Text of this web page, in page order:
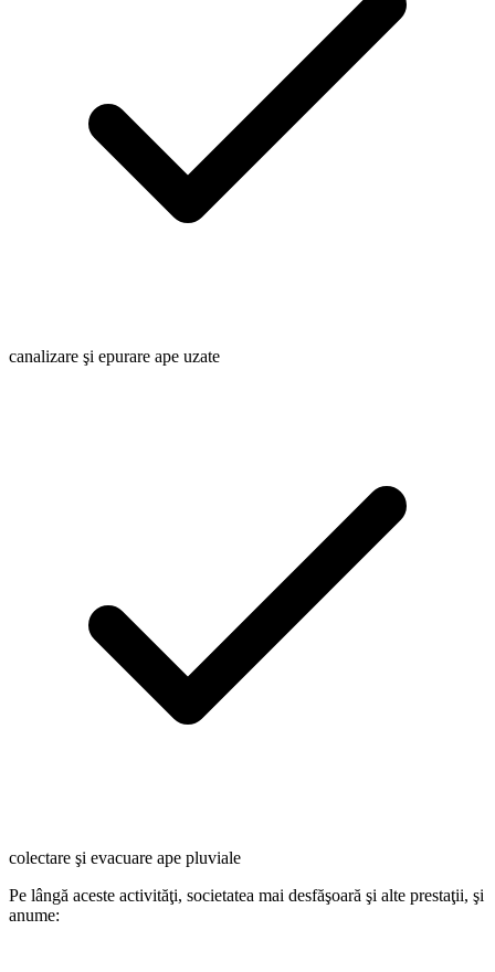
canalizare şi epurare ape uzate
colectare şi evacuare ape pluviale
Pe lângă aceste activităţi, societatea mai desfăşoară şi alte prestaţii, şi
anume: